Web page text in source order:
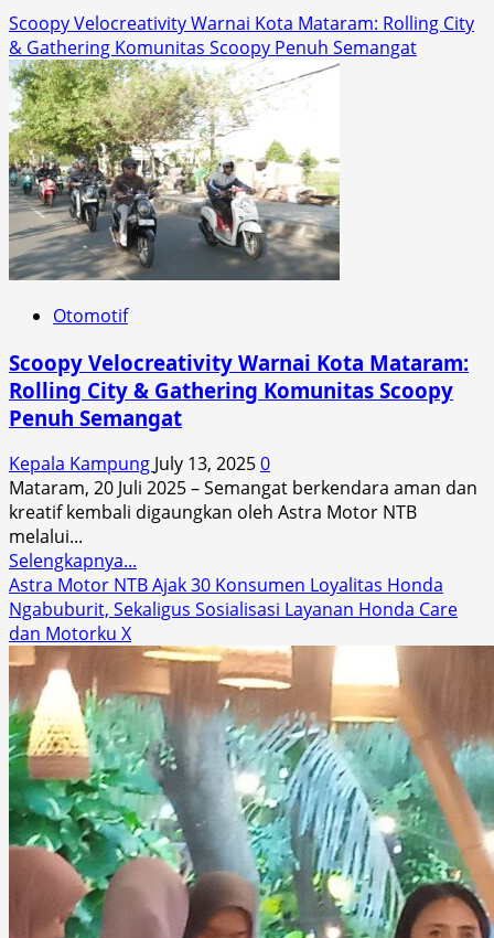
Scoopy Velocreativity Warnai Kota Mataram: Rolling City
& Gathering Komunitas Scoopy Penuh Semangat
Otomotif
Scoopy Velocreativity Warnai Kota Mataram:
Rolling City & Gathering Komunitas Scoopy
Penuh Semangat
Kepala Kampung July 13, 20250
Mataram, 20 Juli 2025 – Semangat berkendara aman dan
kreatif kembali digaungkan oleh Astra Motor NTB
melalui...
Selengkapnya...
more
about
Velocreativity
Warnai
Kota
Mataram:
Rolling
City
&
Gathering
Komunitas
Scoopy
Penuh
Semangat
Astra Motor NTB Ajak 30 Konsumen Loyalitas Honda
Ngabuburit, Sekaligus Sosialisasi Layanan Honda Care
dan Motorku X